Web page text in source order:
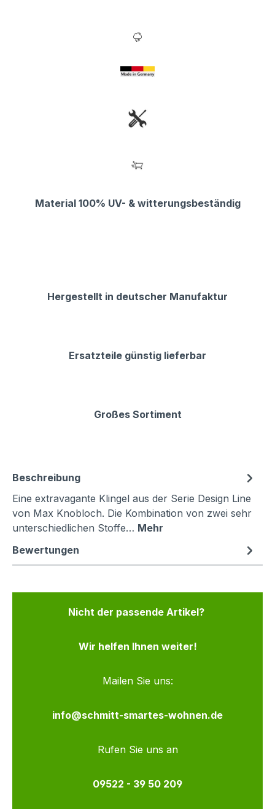
Material 100% UV- & witterungsbeständig
Hergestellt in deutscher Manufaktur
Ersatzteile günstig lieferbar
Großes Sortiment
Beschreibung
Eine extravagante Klingel aus der Serie Design Line
von Max Knobloch. Die Kombination von zwei sehr
unterschiedlichen Stoffe… Mehr
Bewertungen
Nicht der passende Artikel?
Wir helfen Ihnen weiter!
Mailen Sie uns:
info@schmitt-smartes-wohnen.de
Rufen Sie uns an
09522 - 39 50 209